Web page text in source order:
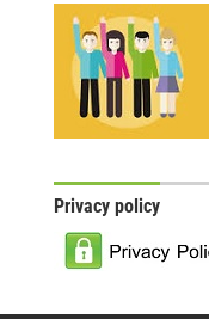
Privacy policy